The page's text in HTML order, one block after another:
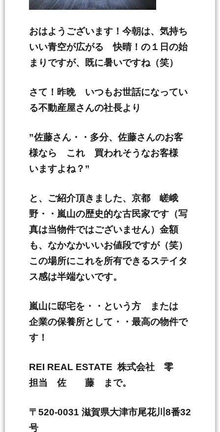
おはようございます！今朝は、気持ち
いい青空が広がる 快晴！の１日の始
まりですが、既に暑いですね（笑）
さて！昨晩 いつもお世話になってい
る不動産屋さんの社長より
”佐藤さん・・多分、佐藤さんのお客
様なら これ 買われそうなお客様
いますよね？”
と、ご紹介頂きました、京都 嵯峨
野・・嵐山の歴史的な古民家です（写
真は当物件ではございません）金額
も、なかなかいいお値段ですが（笑）
この場所にこれを所有できるステイタ
ス感は半端ないです。
嵐山に邸宅を・・という方 または
企業の保養所として・・最高の物件で
す！
REI REAL ESTATE 株式会社 零
担当 佐 藤 まで。
〒520-0031 滋賀県大津市尾花川8番32
号